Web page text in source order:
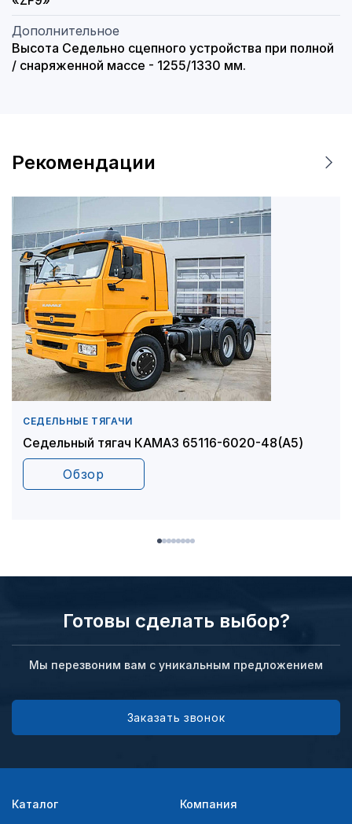
Дополнительное
Высота Седельно сцепного устройства при полной
/ снаряженной массе - 1255/1330 мм.
Рекомендации
СЕДЕЛЬНЫЕ ТЯГАЧИ
Седельный тягач КАМАЗ 65116-6020-48(A5)
Обзор
Готовы сделать выбор?
Мы перезвоним вам с уникальным предложением
Заказать звонок
Каталог Компания